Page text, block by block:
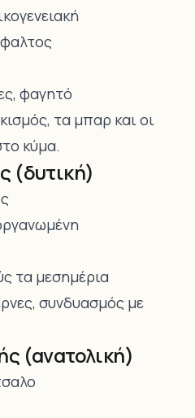
φαγητό
τα μπαρ και οι
κύμα.
(δυτική)
τα μεσημέρια
συνδυασμός με
(ανατολική)